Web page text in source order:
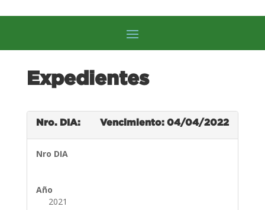
Expedientes
Nro. DIA: Vencimiento: 04/04/2022
Nro DIA
Año
2021